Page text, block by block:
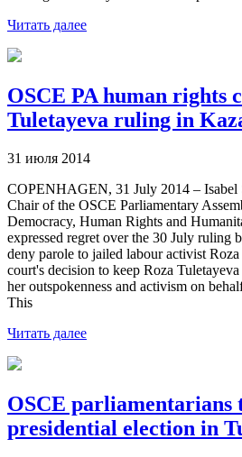
Читать далее
OSCE PA human rights
Tuletayeva ruling in
31 июля 2014
COPENHAGEN, 31 July 2014 – Isabel
Chair of the OSCE Parliamentary
Democracy, Human Rights and
expressed regret over the 30 July ruling
deny parole to jailed labour activist
court's decision to keep Roza
her outspokenness and activism on
This
Читать далее
OSCE parliamentarians
presidential election in